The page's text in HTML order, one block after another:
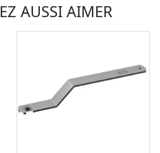
AUSSI AIMER